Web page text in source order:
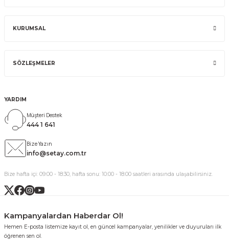
KURUMSAL
SÖZLEŞMELER
YARDIM
Müşteri Destek
444 1 641
Bize Yazın
info@setay.com.tr
Bize hafta içi: 09:00 - 18:30, hafta sonu: 10:00 - 18:00 saatleri arasında ulaşabilirsiniz.
Kampanyalardan Haberdar Ol!
Hemen E-posta listemize kayıt ol, en güncel kampanyalar, yenilikler ve duyuruları ilk
öğrenen sen ol.